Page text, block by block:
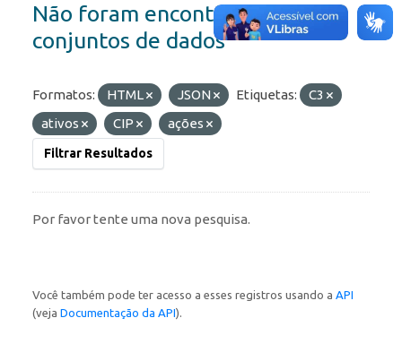
Não foram encontrados
conjuntos de dados
Formatos: HTML JSON Etiquetas:
C3
ativos
CIP ações
Filtrar Resultados
Por favor tente uma nova pesquisa.
Você também pode ter acesso a esses registros usando a API
(veja Documentação da API).